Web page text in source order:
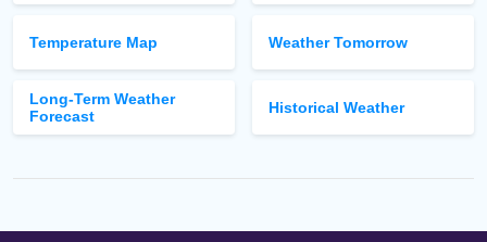
Temperature Map
Long-Term Weather
Forecast
Weather Tomorrow
Historical Weather